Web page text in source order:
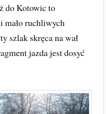
do Kotowic to
mało ruchliwych
szlak skręca na wał
jazda jest dosyć